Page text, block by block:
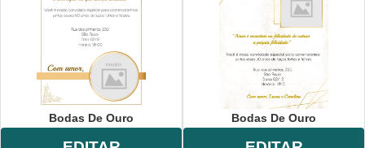
Bodas De Ouro Bodas De Ouro